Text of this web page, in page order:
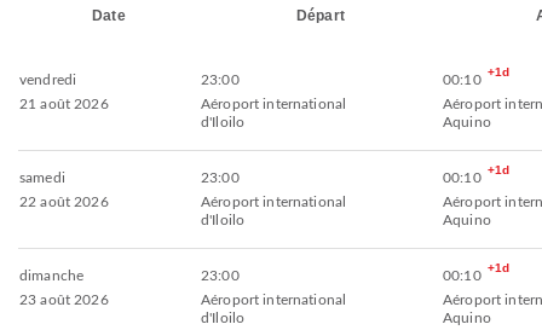
Date Départ
vendredi
21 août 2026
23:00
Aéroport international
d'Iloilo
00:10
+1d
Aéroport
Aquino
samedi
22 août 2026
23:00
Aéroport international
d'Iloilo
00:10
+1d
Aéroport
Aquino
dimanche
23 août 2026
23:00
Aéroport international
d'Iloilo
00:10
+1d
Aéroport
Aquino